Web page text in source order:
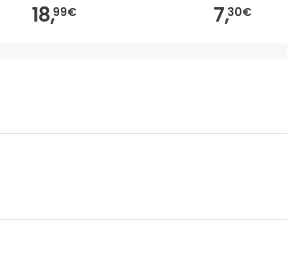
18,99€ 7,30€